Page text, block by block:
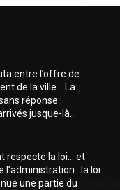
entre l’offre de
de la ville… La
réponse :
jusque-là...
respecte la loi… et
l’administration : la loi
une partie du